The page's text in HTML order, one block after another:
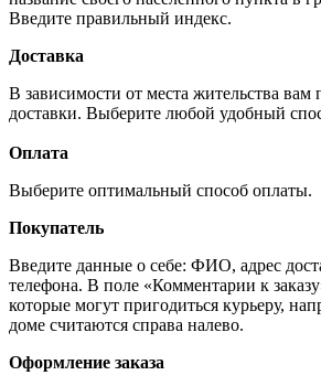
Введите правильный индекс.
Доставка
В зависимости от места жительства вам
доставки. Выберите любой удобный
Оплата
Выберите оптимальный способ оплаты.
Покупатель
Введите данные о себе: ФИО, адрес
телефона. В поле «Комментарии к
которые могут пригодиться курьеру,
доме считаются справа налево.
Оформление заказа